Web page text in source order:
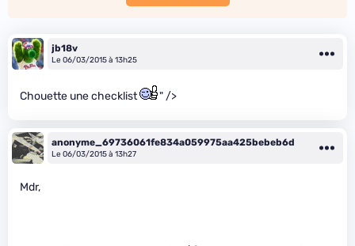
jb18v
Le 06/03/2015 à 13h25
Chouette une checklist " />
anonyme_69736061fe834a059975aa425bebeb6d
Le 06/03/2015 à 13h27
Mdr,